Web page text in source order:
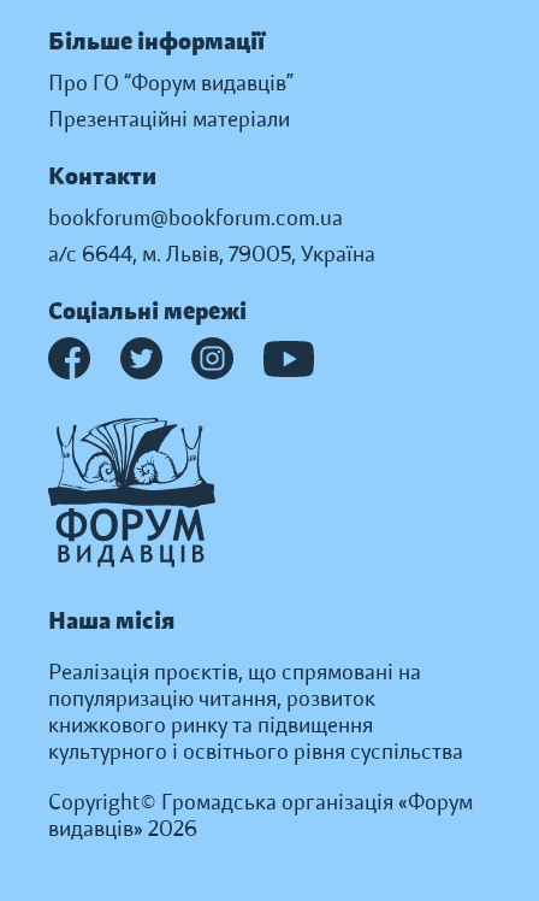
Більше інформації
Про ГО “Форум видавців”
Презентаційні матеріали
Контакти
bookforum@bookforum.com.ua
а/с 6644, м. Львів, 79005, Україна
Соціальні мережі
Наша місія
Реалізація проєктів, що спрямовані на
популяризацію читання, розвиток
книжкового ринку та підвищення
культурного і освітнього рівня суспільства
Copyright© Громадська організація «Форум
видавців» 2026